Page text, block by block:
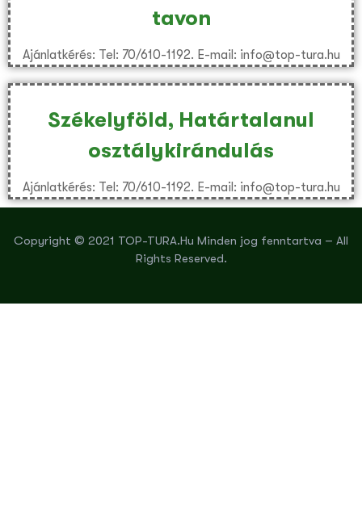
tavon
Ajánlatkérés: Tel: 70/610-1192. E-mail: info@top-tura.hu
Székelyföld, Határtalanul
osztálykirándulás
Ajánlatkérés: Tel: 70/610-1192. E-mail: info@top-tura.hu
Copyright © 2021 TOP-TURA.Hu Minden jog fenntartva – All
Rights Reserved.